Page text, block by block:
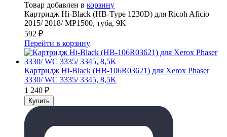
Товар добавлен в корзину
Картридж Hi-Black (HB-Type 1230D) для Ricoh Aficio
2015/ 2018/ MP1500, туба, 9K
592 ₽
Перейти в корзину
Картридж Hi-Black (HB-106R03621) для Xerox Phaser
3330/ WC 3335/ 3345, 8,5K
1 240 ₽